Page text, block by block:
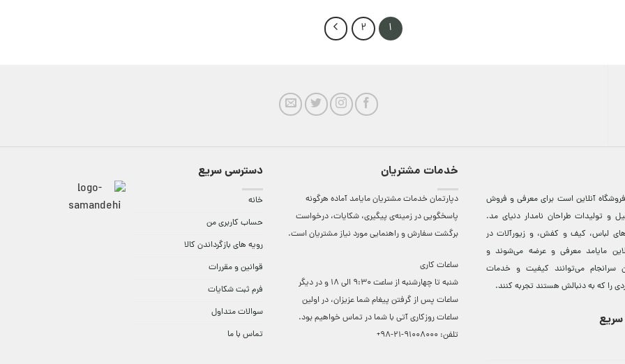
1
2
آنلاين است برای معرفی و فروش
و توليدات طراحان نامدار دنيای مد.
لباس، کيف و کفش، و زيورآلات در
مایامد معرفی و عرضه می‌شوند و
سرانجام می‌توانند کيفيت و خدمات
را که به دنبالش هستند تجربه کنند.
خدمات مشتریان
دپارتمان خدمات مشتریان مایامد آماده هرگونه
پاسخگویی در زمینه‌ی پیگیری، شکایات، درخواست
برگشت سفارش و راهنمایی مورد نیاز مشتریان است.
ساعات کاری
شنبه تا چهارشنبه از ساعت 9:30 الی 18 و در دیگر
ساعات ‌پس از گرفتن پیغام شما عزیزان، در اولین
ساعات روزکاری آتی با شما در تماس خواهیم بود.
تلفن: 91008000-21-98+
دسترسی سریع
خانه
حساب کاربری من
رویه های بازگرداندن کالا
قوانین و مقررات
فرم ثبت شکایات
سوالات متداول
تماس با ما